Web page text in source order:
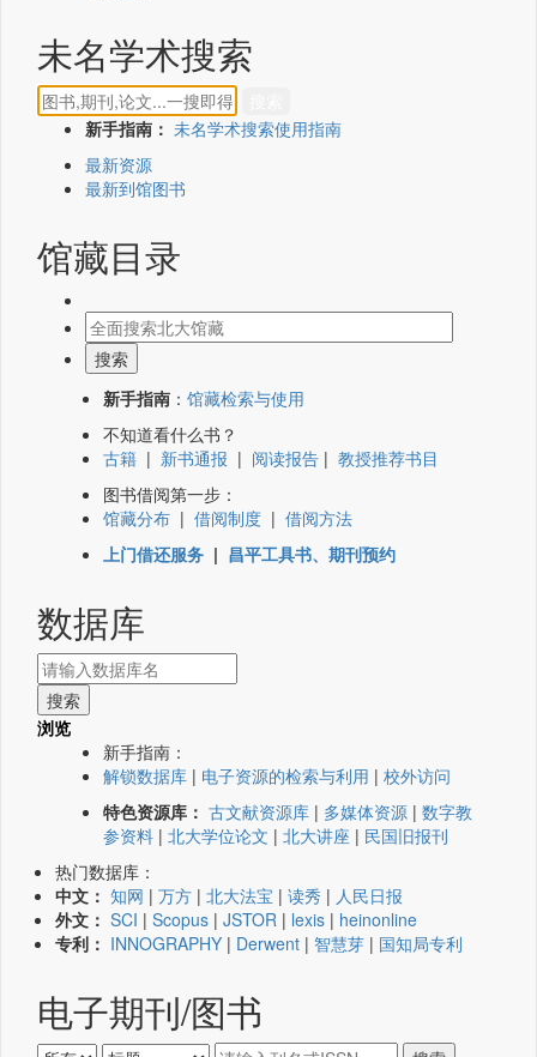
未名学术搜索
新手指南： 未名学术搜索使用指南
最新资源
最新到馆图书
馆藏目录
新手指南 ： 馆藏检索与使用
不知道看什么书？
古籍 | 新书通报 | 阅读报告 | 教授推荐书目
图书借阅第一步：
馆藏分布 | 借阅制度 | 借阅方法
上门借还服务 | 昌平工具书、期刊预约
数据库
浏览
新手指南：
解锁数据库 | 电子资源的检索与利用 | 校外访问
特色资源库： 古文献资源库 | 多媒体资源 | 数字教
参资料 | 北大学位论文 | 北大讲座 | 民国旧报刊
热门数据库：
中文： 知网 | 万方 | 北大法宝 | 读秀 | 人民日报
外文： SCI | Scopus | JSTOR | lexis | heinonline
专利： INNOGRAPHY | Derwent | 智慧芽 | 国知局专利
电子期刊/图书